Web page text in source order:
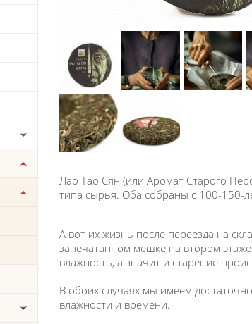
Лао Тао Сян (или Аромат Старого
типа сырья. Оба собраны с 100-150-
А вот их жизнь после переезда на
запечатанном мешке на втором
влажность, а значит и старение
В обоих случаях мы имеем
влажности и времени.